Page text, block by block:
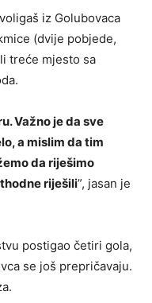
iz Golubovaca
(dvije pobjede,
treće mjesto sa
Važno je da sve
a mislim da tim
da riješimo
riješili”, jasan je
postigao četiri gola,
se još prepričavaju.